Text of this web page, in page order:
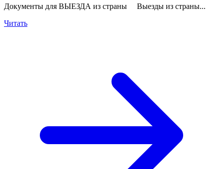
Документы для ВЫЕЗДА из страны Выезды из страны...
Читать